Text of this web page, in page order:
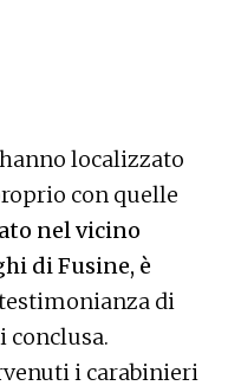
localizzato
con quelle
nel vicino
di Fusine, è
di
conclusa.
i carabinieri